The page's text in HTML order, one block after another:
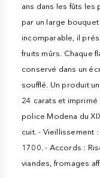
ans dans les fûts les
par un large
incomparable, il
fruits mûrs. Chaque
conservé dans un
soufflé. Un produit
24 carats et
police Modena du
cuit. - Vieillissement
1700. - Accords :
viandes, fromages